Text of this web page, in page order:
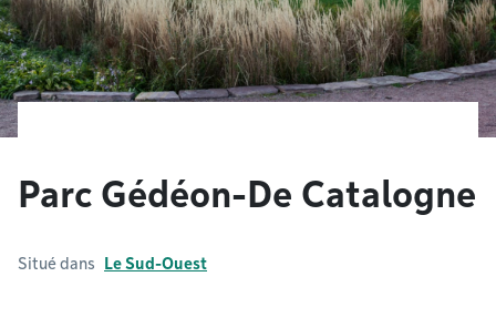
Parc Gédéon-De Catalogne
Situé dans Le Sud-Ouest